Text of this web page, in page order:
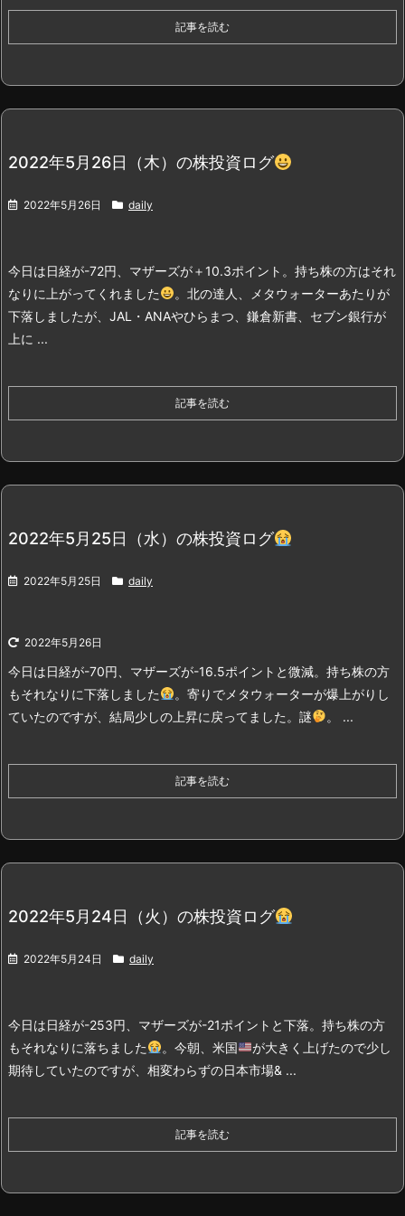
記事を読む
2022年5月26日（木）の株投資ログ
2022年5月26日 daily
今日は日経が-72円、マザーズが＋10.3ポイント。持ち株の方はそれ
なりに上がってくれました
。 北の達人、メタウォーターあたりが
下落しましたが、JAL・ANAやひらまつ、鎌倉新書、セブン銀行が
上に ...
記事を読む
2022年5月25日（水）の株投資ログ
2022年5月25日 daily
2022年5月26日
今日は日経が-70円、マザーズが-16.5ポイントと微減。持ち株の方
もそれなりに下落しました
。 寄りでメタウォーターが爆上がりし
ていたのですが、結局少しの上昇に戻ってました。謎
。 ...
記事を読む
2022年5月24日（火）の株投資ログ
2022年5月24日 daily
今日は日経が-253円、マザーズが-21ポイントと下落。持ち株の方
もそれなりに落ちました
。 今朝、米国
が大きく上げたので少し
期待していたのですが、相変わらずの日本市場& ...
記事を読む